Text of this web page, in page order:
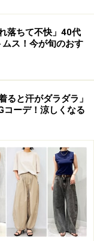
ラックパーカ」。
持続して水を弾
、透湿（蒸れにく
め、雨の日や風
ート代わりに着た
シーンにも使い勝
、ブラックの計3
ートが簡単なア
ウェアにプラス
デにもぴったり
落ちて不快」40代
ス！今が旬のおす
ると汗がダラダラ」
コーデ！涼しくなる